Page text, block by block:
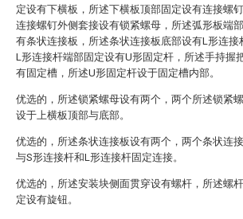
定设有下横板，所述下横板顶部固定设有连接螺
连接螺钉外侧套接设有锁紧螺母，所述弧形板端
有条状连接板，所述条状连接板底部设有L形连接
L形连接杆端部固定设有U形固定杆，所述手持握
有固定槽，所述U形固定杆设于固定槽内部。
优选的，所述锁紧螺母设有两个，两个所述锁紧
设于上横板顶部与底部。
优选的，所述条状连接板设有两个，两个条状连
与S形连接杆和L形连接杆固定连接。
优选的，所述安装块侧面贯穿设有螺杆，所述螺
定设有旋钮。